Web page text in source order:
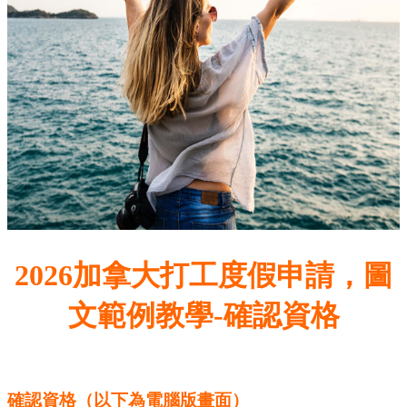
2026加拿大打工度假申請，圖
文範例教學-確認資格
確認資格（以下為電腦版畫面）